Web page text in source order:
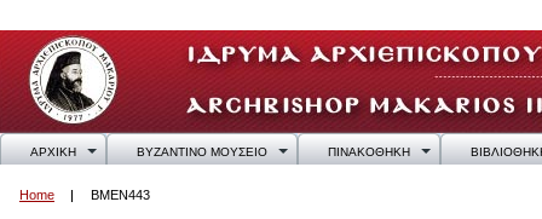
ΑΡΧΙΚΗ ΒΥΖΑΝΤΙΝΟ ΜΟΥΣΕΙΟ ΠΙΝΑΚΟΘΗΚΗ
Home BMEN443